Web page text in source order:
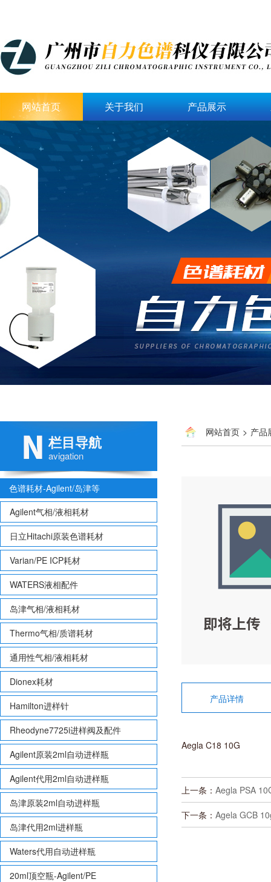
网站首页 关于我们 产品展示
栏目导航
avigation
色谱耗材-Agilent/岛津等
Agilent气相/液相耗材
日立Hitachi原装色谱耗材
Varian/PE ICP耗材
WATERS液相配件
岛津气相/液相耗材
Thermo气相/质谱耗材
通用性气相/液相耗材
Dionex耗材
Hamilton进样针
Rheodyne7725i进样阀及配件
Agilent原装2ml自动进样瓶
Agilent代用2ml自动进样瓶
岛津原装2ml自动进样瓶
岛津代用2ml进样瓶
Waters代用自动进样瓶
20ml顶空瓶-Agilent/PE
网站首页 > 产品
产品详情
Aegla C18 10G
上一条： Aegla PSA
下一条： Agela GCB